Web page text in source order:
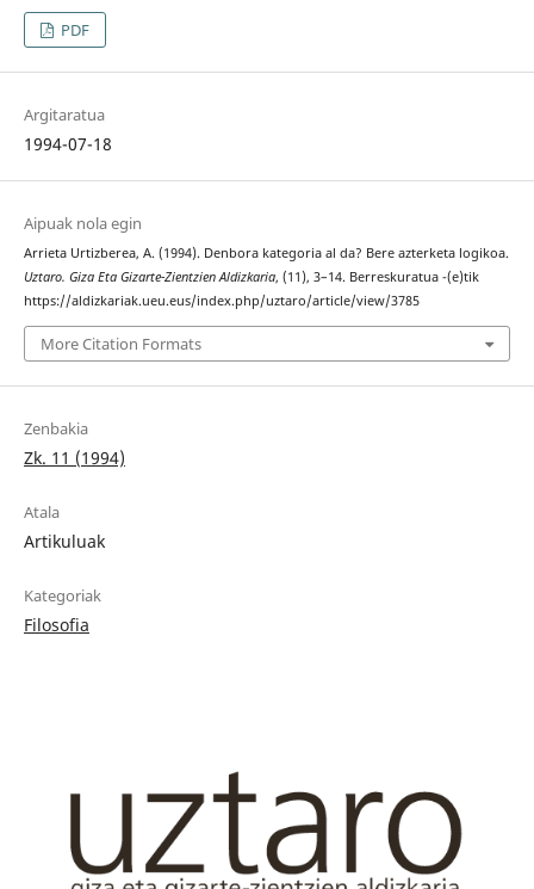
PDF
Argitaratua
1994-07-18
Aipuak nola egin
Arrieta Urtizberea, A. (1994). Denbora kategoria al da? Bere azterketa logikoa.
Uztaro. Giza Eta Gizarte-Zientzien Aldizkaria, (11), 3–14. Berreskuratua -(e)tik
https://aldizkariak.ueu.eus/index.php/uztaro/article/view/3785
More Citation Formats
Zenbakia
Zk. 11 (1994)
Atala
Artikuluak
Kategoriak
Filosofia